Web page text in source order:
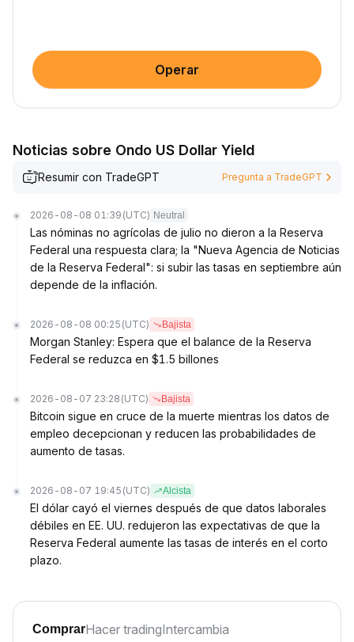
Operar
Noticias sobre Ondo US Dollar Yield
Resumir con TradeGPT Pregunta a TradeGPT
2026-08-08 01:39 (UTC) Neutral
Las nóminas no agrícolas de julio no dieron a la Reserva
Federal una respuesta clara; la "Nueva Agencia de Noticias
de la Reserva Federal": si subir las tasas en septiembre aún
depende de la inflación.
2026-08-08 00:25 (UTC) Bajista
Morgan Stanley: Espera que el balance de la Reserva
Federal se reduzca en $1.5 billones
2026-08-07 23:28 (UTC) Bajista
Bitcoin sigue en cruce de la muerte mientras los datos de
empleo decepcionan y reducen las probabilidades de
aumento de tasas.
2026-08-07 19:45 (UTC) Alcista
El dólar cayó el viernes después de que datos laborales
débiles en EE. UU. redujeron las expectativas de que la
Reserva Federal aumente las tasas de interés en el corto
plazo.
ComprarHacer tradingIntercambia